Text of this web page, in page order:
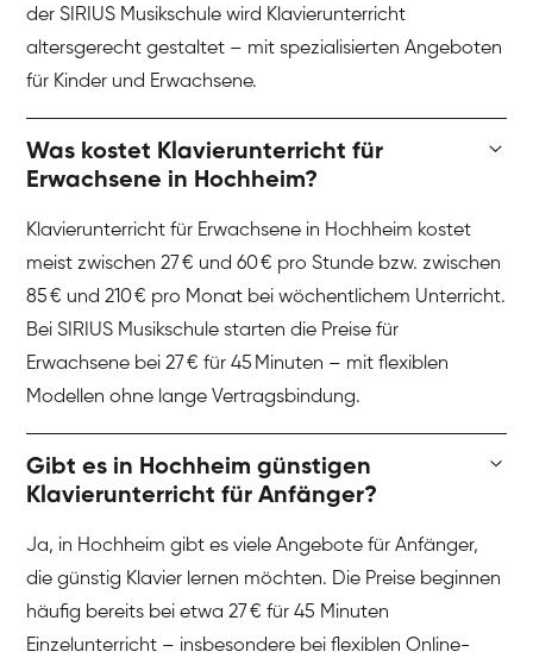
der SIRIUS Musikschule wird Klavierunterricht
altersgerecht gestaltet – mit spezialisierten Angeboten
für Kinder und Erwachsene.
Was kostet Klavierunterricht für
Erwachsene in Hochheim?
Klavierunterricht für Erwachsene in Hochheim kostet
meist zwischen 27 € und 60 € pro Stunde bzw. zwischen
85 € und 210 € pro Monat bei wöchentlichem Unterricht.
Bei SIRIUS Musikschule starten die Preise für
Erwachsene bei 27 € für 45 Minuten – mit flexiblen
Modellen ohne lange Vertragsbindung.
Gibt es in Hochheim günstigen
Klavierunterricht für Anfänger?
Ja, in Hochheim gibt es viele Angebote für Anfänger,
die günstig Klavier lernen möchten. Die Preise beginnen
häufig bereits bei etwa 27 € für 45 Minuten
Einzelunterricht – insbesondere bei flexiblen Online-